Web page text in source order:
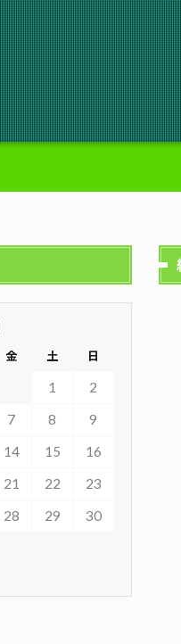
金 土 日
1
2
7 8
9
14 15
16
21 22
23
28 29
30